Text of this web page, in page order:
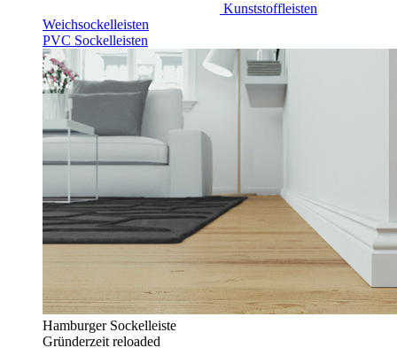
Kunststoffleisten
Weichsockelleisten
PVC Sockelleisten
Hamburger Sockelleiste
Gründerzeit reloaded